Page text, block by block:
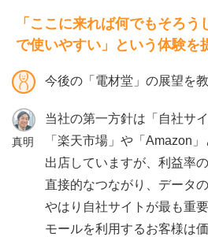
「ここに来れば何でもそろ
で使いやすい」という体験を
今後の「電材堂」の展望を
真明
当社の第一方針は「自社サ
「楽天市場」や「Amazon
出店していますが、利益率
直接的なつながり、データ
やはり自社サイトが最も重
モールを利用するお客様は